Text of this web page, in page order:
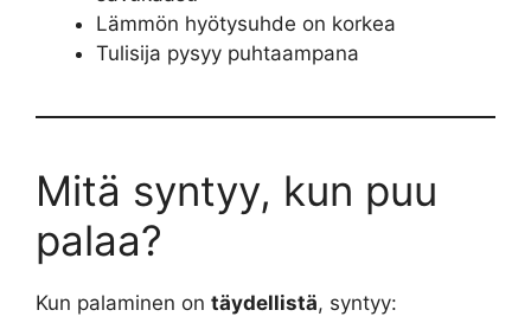
Lämmön hyötysuhde on korkea
Tulisija pysyy puhtaampana
Mitä syntyy, kun puu
palaa?
Kun palaminen on täydellistä, syntyy: